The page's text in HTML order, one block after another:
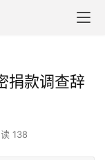
捐款调查辞
138